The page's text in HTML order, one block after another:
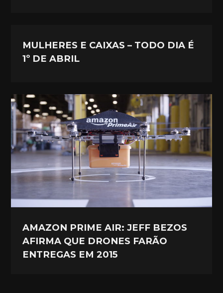
MULHERES E CAIXAS – TODO DIA É
1º DE ABRIL
AMAZON PRIME AIR: JEFF BEZOS
AFIRMA QUE DRONES FARÃO
ENTREGAS EM 2015